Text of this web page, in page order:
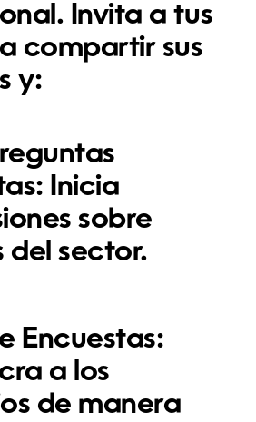
Invita a tus
compartir sus
y:
Inicia
sobre
del sector.
Encuestas:
a los
de manera